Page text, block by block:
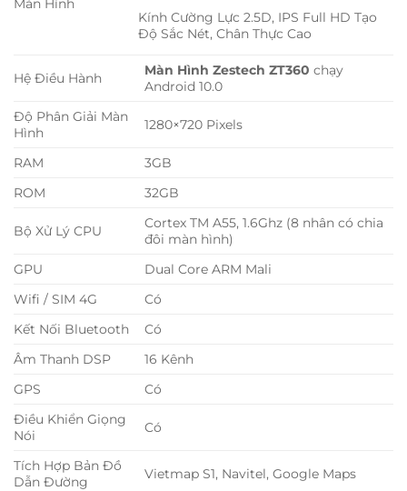
Màn Hình
Kính Cường Lực 2.5D, IPS Full HD Tạo
Độ Sắc Nét, Chân Thực Cao
Hệ Điều Hành Màn Hình Zestech ZT360 chạy
Android 10.0
Độ Phân Giải Màn
Hình
1280×720 Pixels
RAM
3GB
ROM
32GB
Bộ Xử Lý CPU
Cortex TM A55, 1.6Ghz (8 nhân có chia
đôi màn hình)
GPU
Dual Core ARM Mali
Wifi / SIM 4G
Có
Kết Nối Bluetooth
Có
Âm Thanh DSP
16 Kênh
GPS
Có
Điều Khiển Giọng
Nói
Có
Tích Hợp Bản Đồ
Dẫn Đường
Vietmap S1, Navitel, Google Maps